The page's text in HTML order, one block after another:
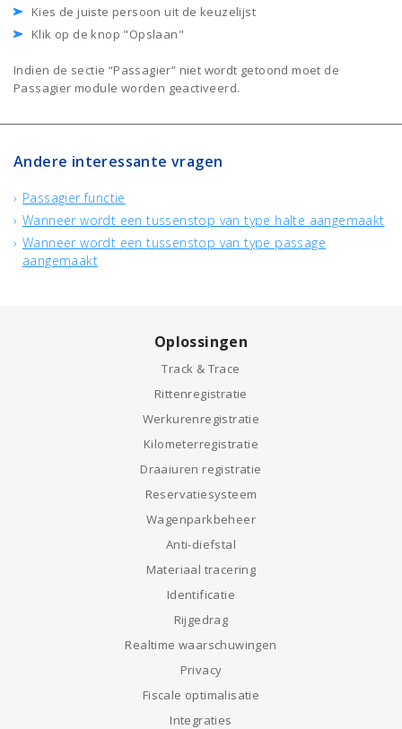
Kies de juiste persoon uit de keuzelijst
Klik op de knop "Opslaan"
Indien de sectie “Passagier” niet wordt getoond moet de
Passagier module worden geactiveerd.
Andere interessante vragen
Passagier functie
Wanneer wordt een tussenstop van type halte aangemaakt
Wanneer wordt een tussenstop van type passage
aangemaakt
Oplossingen
Track & Trace
Rittenregistratie
Werkurenregistratie
Kilometerregistratie
Draaiuren registratie
Reservatiesysteem
Wagenparkbeheer
Anti-diefstal
Materiaal tracering
Identificatie
Rijgedrag
Realtime waarschuwingen
Privacy
Fiscale optimalisatie
Integraties